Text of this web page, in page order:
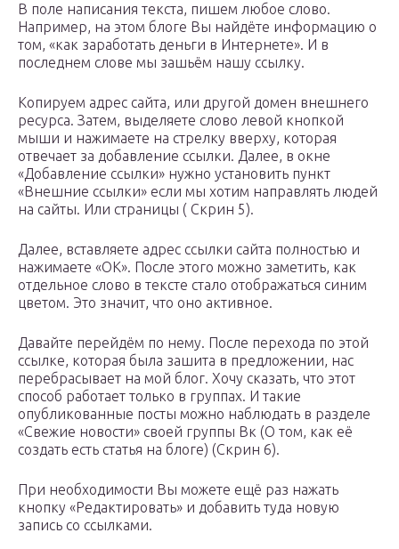
В поле написания текста, пишем любое слово.
Например, на этом блоге Вы найдёте информацию о
том, «как заработать деньги в Интернете». И в
последнем слове мы зашьём нашу ссылку.
Копируем адрес сайта, или другой домен внешнего
ресурса. Затем, выделяете слово левой кнопкой
мыши и нажимаете на стрелку вверху, которая
отвечает за добавление ссылки. Далее, в окне
«Добавление ссылки» нужно установить пункт
«Внешние ссылки» если мы хотим направлять людей
на сайты. Или страницы ( Скрин 5).
Далее, вставляете адрес ссылки сайта полностью и
нажимаете «ОК». После этого можно заметить, как
отдельное слово в тексте стало отображаться синим
цветом. Это значит, что оно активное.
Давайте перейдём по нему. После перехода по этой
ссылке, которая была зашита в предложении, нас
перебрасывает на мой блог. Хочу сказать, что этот
способ работает только в группах. И такие
опубликованные посты можно наблюдать в разделе
«Свежие новости» своей группы Вк (О том, как её
создать есть статья на блоге) (Скрин 6).
При необходимости Вы можете ещё раз нажать
кнопку «Редактировать» и добавить туда новую
запись со ссылками.